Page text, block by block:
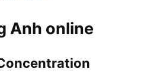
Anh online